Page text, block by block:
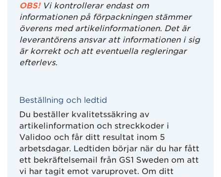
OBS! Vi kontrollerar endast om
informationen på förpackningen stämmer
överens med artikelinformationen. Det är
leverantörens ansvar att informationen i sig
är korrekt och att eventuella regleringar
efterlevs.
Beställning och ledtid
Du beställer kvalitetssäkring av
artikelinformation och streckkoder i
Validoo och får ditt resultat inom 5
arbetsdagar. Ledtiden börjar när du har fått
ett bekräftelsemail från GS1 Sweden om att
vi har tagit emot varuprovet. Om ditt